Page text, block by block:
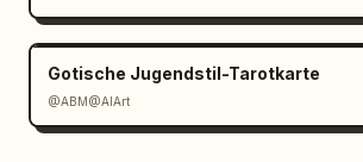
Mobile/PC-Strategiespiel-
Game-Screenshot bei, kein Poster
Gotische Jugendstil-Tarotkarte
@ABM@AIArt